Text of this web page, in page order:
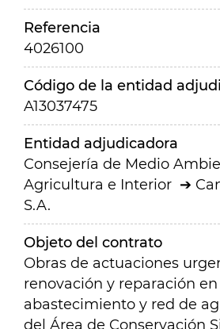
Referencia
4026100
Código de la entidad
A13037475
Entidad adjudicadora
Consejería de Medio
Agricultura e Interior
S.A.
Objeto del contrato
Obras de actuaciones
renovación y reparación
abastecimiento y red de
del Área de Conservación